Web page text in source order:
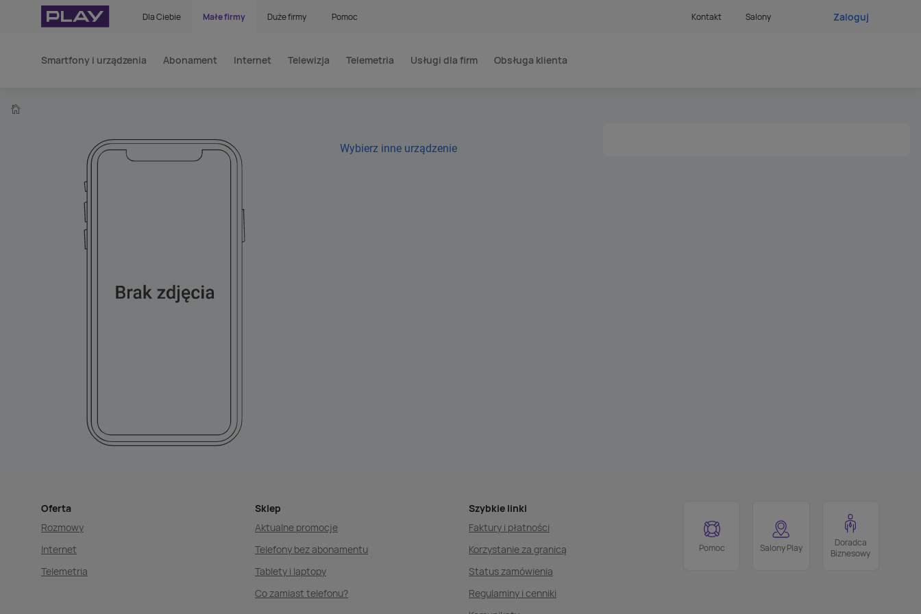
Dla Ciebie Małe firmy Duże firmy Pomoc Kontakt Salony Zaloguj
Smartfony i urządzenia Abonament Internet Telewizja Telemetria Usługi dla firm Obsługa klienta
Wybierz inne urządzenie
Oferta
Rozmowy
Internet
Telemetria
Sklep
Aktualne promocje
Telefony bez abonamentu
Tablety i laptopy
Co zamiast telefonu?
Szybkie linki
Faktury i płatności
Korzystanie za granicą
Status zamówienia
Regulaminy i cenniki
Pomoc Salony Play
Doradca
Biznesowy